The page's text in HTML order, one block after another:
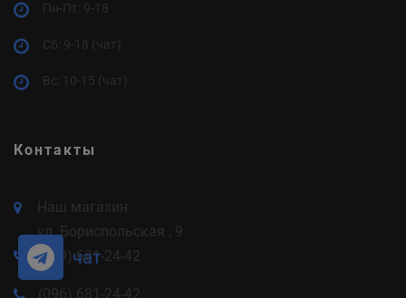
чат
Пн-Пт: 9-18
Cб: 9-18 (чат)
Вс: 10-15 (чат)
Контакты
Наш магазин
ул. Бориспольская , 9
(099) 681-24-42
(096) 681-24-42